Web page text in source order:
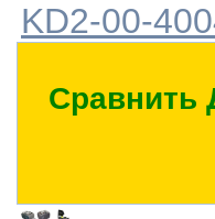
KD2-00-
Сравнить